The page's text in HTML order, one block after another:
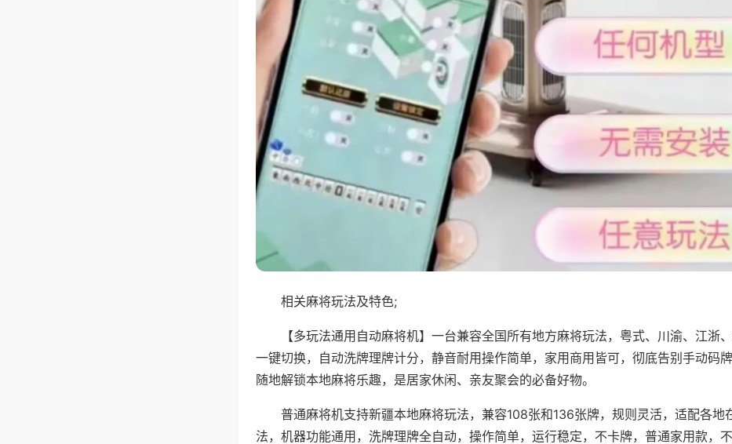
相关麻将玩法及特色;
【多玩法通用自动麻将机】一台兼容全国所有地方麻将玩法，粤式、川渝、江浙
一键切换，自动洗牌理牌计分，静音耐用操作简单，家用商用皆可，彻底告别手动码
随地解锁本地麻将乐趣，是居家休闲、亲友聚会的必备好物。
普通麻将机支持新疆本地麻将玩法，兼容108张和136张牌，规则灵活，适配各地
法，机器功能通用，洗牌理牌全自动，操作简单，运行稳定，不卡牌，普通家用款，